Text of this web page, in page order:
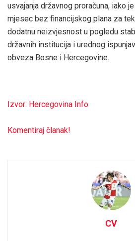
usvajanja državnog proračuna, iako
mjesec bez financijskog plana za
dodatnu neizvjesnost u pogledu
državnih institucija i urednog
obveza Bosne i Hercegovine.
Izvor: Hercegovina Info
Komentiraj članak!
CV